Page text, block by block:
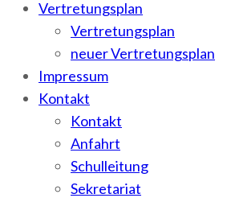
Vertretungsplan
Vertretungsplan
neuer Vertretungsplan
Impressum
Kontakt
Kontakt
Anfahrt
Schulleitung
Sekretariat